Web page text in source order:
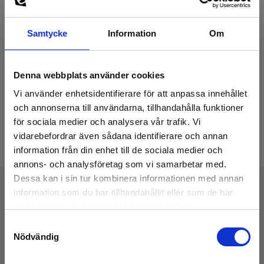
Samtycke Information Om
Denna webbplats använder cookies
Vi använder enhetsidentifierare för att anpassa innehållet
och annonserna till användarna, tillhandahålla funktioner
för sociala medier och analysera vår trafik. Vi
vidarebefordrar även sådana identifierare och annan
information från din enhet till de sociala medier och
annons- och analysföretag som vi samarbetar med.
Dessa kan i sin tur kombinera informationen med annan
information som du har tillhandahållit eller som de har
Nödvändig
Tekniske Data